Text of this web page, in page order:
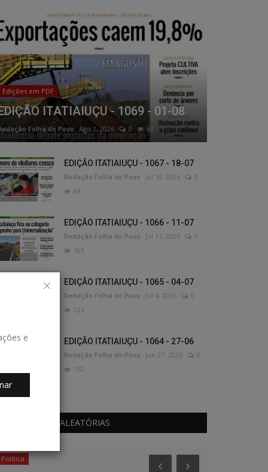
e
Edições em PDF
ITATIAIUÇU - 1069 - 01-08
Folha do Povo Ago 1, 2026 0 63
EDIÇÃO ITATIAIUÇU - 1067 - 18-07
Redação Folha do Povo Jul 18, 2026
0
84
EDIÇÃO ITATIAIUÇU - 1066 - 11-07
Redação Folha do Povo Jul 11, 2026
0
103
EDIÇÃO ITATIAIUÇU - 1065 - 04-07
Redação Folha do Povo Jul 4, 2026
0
123
EDIÇÃO ITATIAIUÇU - 1064 - 27-06
Redação Folha do Povo Jun 27, 2026
0
153
PUBLICAÇÕES ALEATÓRIAS
Política